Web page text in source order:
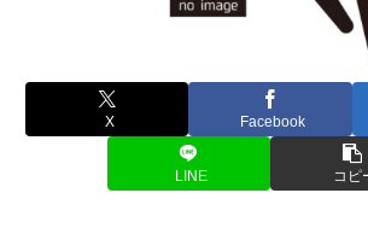
X Facebook
LINE コピ